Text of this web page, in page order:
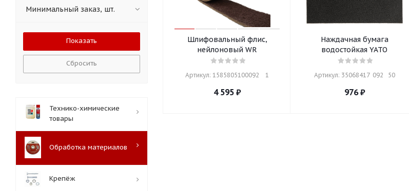
Шлифовальный флис,
нейлоновый WR
Артикул: 1585805100092    1
4 595 ₽
Наждачная бумага
водостойкая YATO
Артикул: 35068417  092   50
976₽
Минимальный заказ, шт.
Сбросить
Технико-химические
товары
Обработка материалов
Крепёж